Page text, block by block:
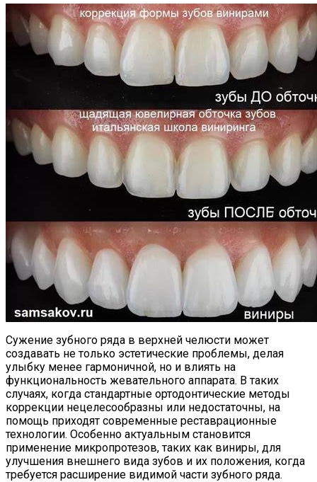
Сужение зубного ряда в верхней челюсти может
создавать не только эстетические проблемы, делая
улыбку менее гармоничной, но и влиять на
функциональность жевательного аппарата. В таких
случаях, когда стандартные ортодонтические методы
коррекции нецелесообразны или недостаточны, на
помощь приходят современные реставрационные
технологии. Особенно актуальным становится
применение микропротезов, таких как виниры, для
улучшения внешнего вида зубов и их положения, когда
требуется расширение видимой части зубного ряда.